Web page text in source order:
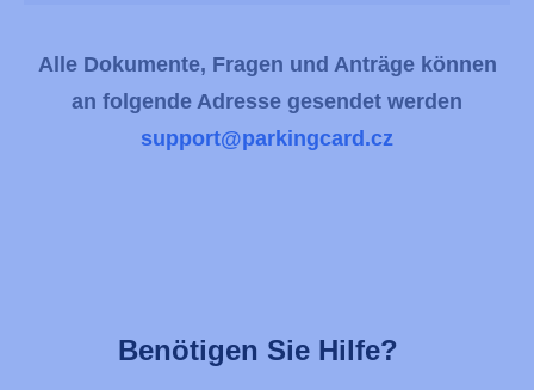
Alle Dokumente, Fragen und Anträge können
an folgende Adresse gesendet werden
support@parkingcard.cz
Benötigen Sie Hilfe?